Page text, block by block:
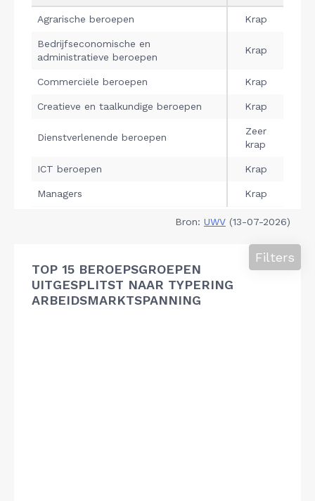
Bron: UWV (13-07-2026)
TOP 15 BEROEPSGROEPEN
UITGESPLITST NAAR TYPERING
ARBEIDSMARKTSPANNING
Filters